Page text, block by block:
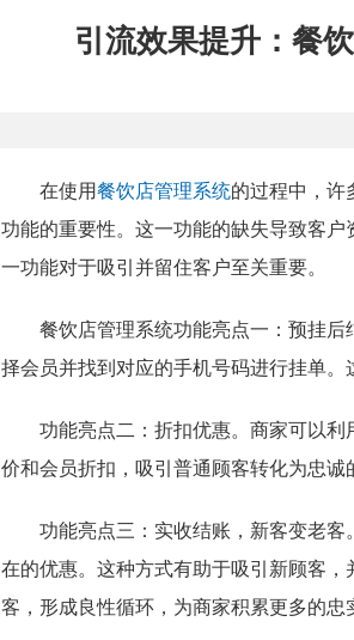
引流效果提升：餐
在使用餐饮店管理系统的过程中，许
功能的重要性。这一功能的缺失导致客
一功能对于吸引并留住客户至关重要。
餐饮店管理系统功能亮点一：预挂
择会员并找到对应的手机号码进行挂单。
功能亮点二：折扣优惠。商家可以
价和会员折扣，吸引普通顾客转化为忠诚
功能亮点三：实收结账，新客变老
在的优惠。这种方式有助于吸引新顾客
客，形成良性循环，为商家积累更多的忠